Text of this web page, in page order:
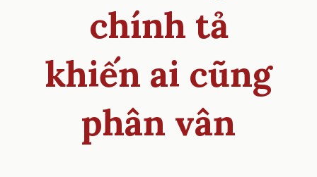
chính tả
khiến ai cũng
phân vân